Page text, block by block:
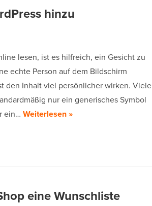
hinzu
lesen, ist es hilfreich, ein Gesicht zu
echte Person auf dem Bildschirm
den Inhalt viel persönlicher wirken. Viele
nur ein generisches Symbol
ein… Weiterlesen »
eine Wunschliste